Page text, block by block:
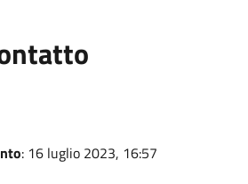
: 16 luglio 2023, 16:57